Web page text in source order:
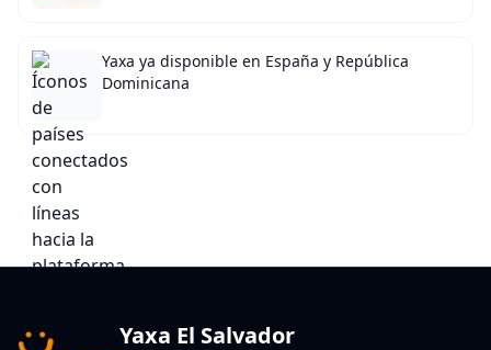
Yaxa ya disponible en España y República
Dominicana
Yaxa El Salvador